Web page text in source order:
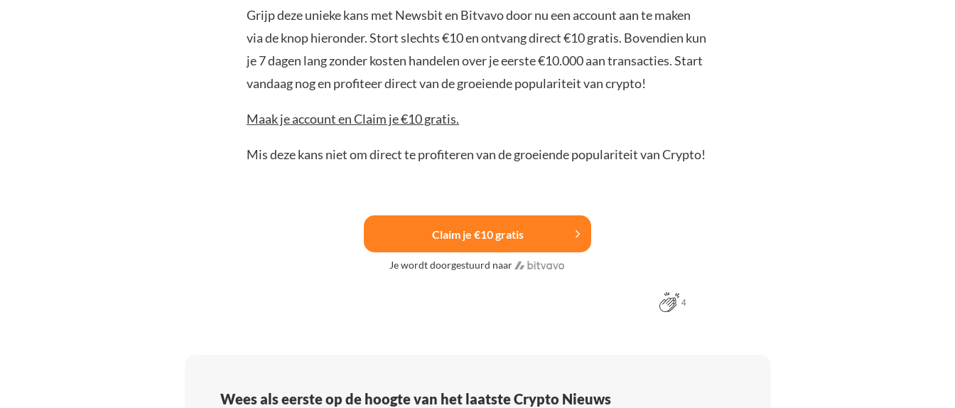
Grijp deze unieke kans met Newsbit en Bitvavo door nu een account aan te maken
via de knop hieronder. Stort slechts €10 en ontvang direct €10 gratis. Bovendien kun
je 7 dagen lang zonder kosten handelen over je eerste €10.000 aan transacties. Start
vandaag nog en profiteer direct van de groeiende populariteit van crypto!
Maak je account en Claim je €10 gratis.
Mis deze kans niet om direct te profiteren van de groeiende populariteit van Crypto!
Claim je €10 gratis
Je wordt doorgestuurd naar
4
Wees als eerste op de hoogte van het laatste Crypto Nieuws